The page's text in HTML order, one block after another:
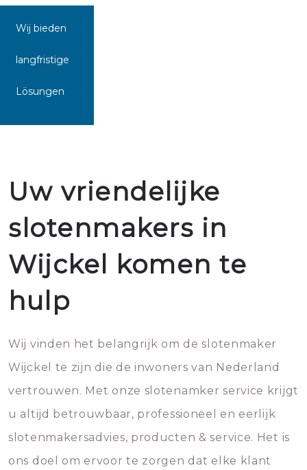
Wij bieden
langfristige
Lösungen
Uw vriendelijke
slotenmakers in
Wijckel komen te
hulp
Wij vinden het belangrijk om de slotenmaker
Wijckel te zijn die de inwoners van Nederland
vertrouwen. Met onze slotenamker service krijgt
u altijd betrouwbaar, professioneel en eerlijk
slotenmakersadvies, producten & service. Het is
ons doel om ervoor te zorgen dat elke klant